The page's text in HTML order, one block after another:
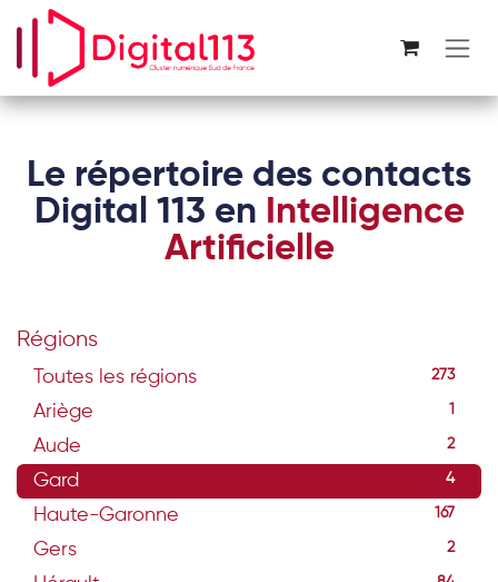
Se rendre au contenu
Le répertoire des contacts
Digital 113 en Intelligence
Artificielle
Régions
Toutes les régions 273
Ariège 1
Aude 2
Gard 4
Haute-Garonne 167
Gers 2